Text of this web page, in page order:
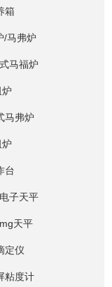
箱
/马弗炉
马福炉
马弗炉
台
子天平
天平
定仪
粘度计